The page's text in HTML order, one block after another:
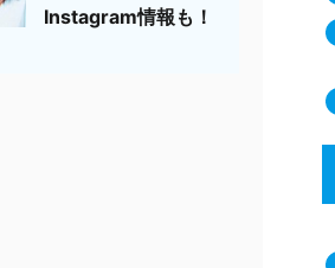
Instagram情報も！